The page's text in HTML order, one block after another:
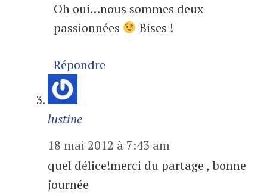
Oh oui…nous sommes deux
passionnées
Bises !
Répondre
lustine
18 mai 2012 à 7:43 am
quel délice!merci du partage , bonne
journée